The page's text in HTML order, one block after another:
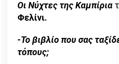
Οι Νύχτες της Καμπίρια
Φελίνι.
-Το βιβλίο που σας
τόπους;